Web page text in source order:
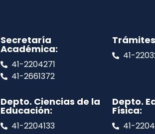
Secretaría
Académica:
41-2204271
41-2661372
41-
Depto. Ciencias de la
Educación:
41-2204133
Depto.
Física:
41-